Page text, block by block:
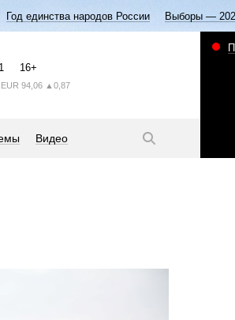
Год единства народов России Выборы —
16+
EUR 94,06 ▲0,87
Видео